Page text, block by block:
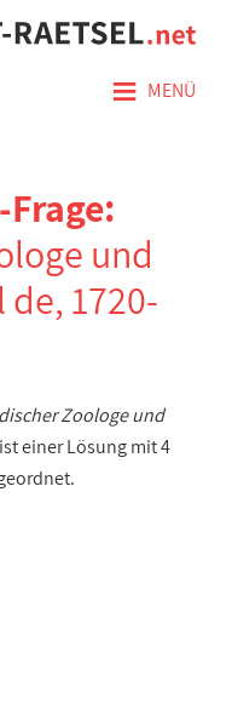
≡ MENÜ
und
1720-
Zoologe und
einer Lösung mit 4